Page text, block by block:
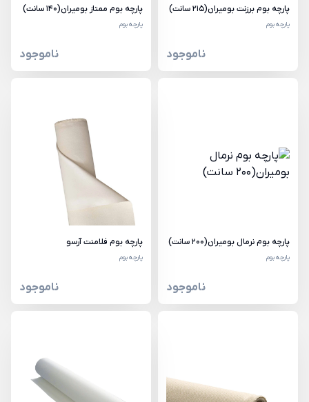
پارچه بوم برزنت بومیران(215 سانت)
پارچه بوم
ناموجود
پارچه بوم ممتاز بومیران(140 سانت)
پارچه بوم
ناموجود
پارچه بوم نرمال بومیران(200 سانت)
پارچه بوم
ناموجود
پارچه بوم فلامنت آرسو
پارچه بوم
ناموجود